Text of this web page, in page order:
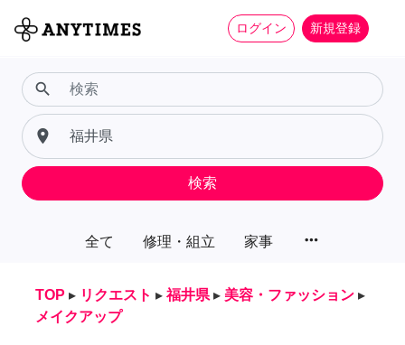
ログイン 新規登録
全て 修理・組立 家事 more_horiz
search
place
検索
TOP ▸ リクエスト ▸ 福井県 ▸ 美容・ファッション ▸
メイクアップ